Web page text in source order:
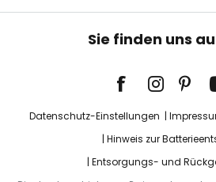
Sie finden uns
Datenschutz-Einstellungen
Hinweis zur
Entsorgungs- und